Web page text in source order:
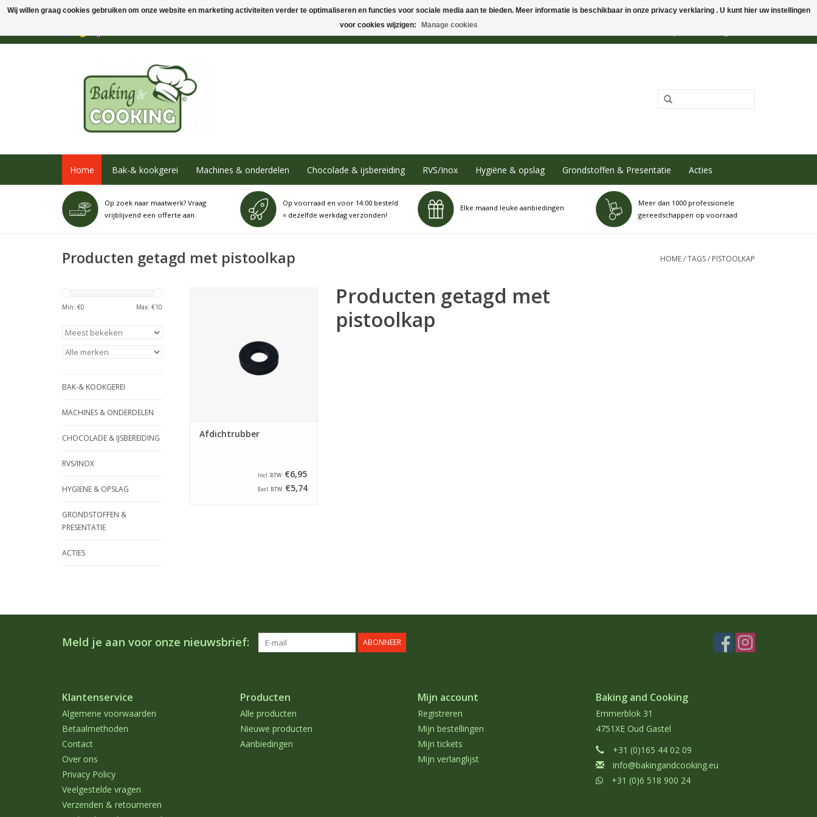
Home Bak-& kookgerei Machines & onderdelen Chocolade & ijsbereiding RVS/Inox Hygiëne & opslag Grondstoffen & Presentatie Acties
Op zoek naar maatwerk? Vraag
vrijblijvend een offerte aan.
Op voorraad en voor 14:00 besteld
= dezelfde werkdag verzonden!
Elke maand leuke aanbiedingen
Meer dan 1000 professionele
gereedschappen op voorraad
Producten getagd met pistoolkap HOME/TAGS/ PISTOOLKAP
Min: €0 Max: €10
BAK-& KOOKGEREI
MACHINES & ONDERDELEN
CHOCOLADE & IJSBEREIDING
RVS/INOX
HYGIËNE & OPSLAG
GRONDSTOFFEN &
PRESENTATIE
ACTIES
Afdichtrubber
Incl. BTW €6,95
Excl. BTW €5,74
Producten getagd met
pistoolkap
Meld je aan voor onze nieuwsbrief: ABONNEER
Klantenservice
Algemene voorwaarden
Betaalmethoden
Contact
Over ons
Privacy Policy
Veelgestelde vragen
Verzenden & retourneren
Producten
Alle producten
Nieuwe producten
Aanbiedingen
Mijn account
Registreren
Mijn bestellingen
Mijn tickets
Mijn verlanglijst
Baking and Cooking
Emmerblok 31
4751XE Oud Gastel
+31 (0)165 44 02 09
info@bakingandcooking.eu
+31 (0)6 518 900 24
Wij willen graag cookies gebruiken om onze website en marketing activiteiten verder te optimaliseren en functies voor sociale media aan te bieden. Meer informatie is beschikbaar in onze privacy verklaring . U kunt hier uw instellingen
voor cookies wijzigen:
Manage cookies